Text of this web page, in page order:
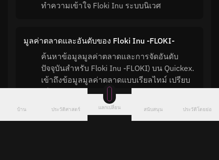
ทำความเข้าใจ Floki Inu ระบบนิเวศ
มูลค่าตลาดและอันดับของ Floki Inu -FLOKI-
ค้นหาข้อมูลมูลค่าตลาดและการจัดอันดับ
ปัจจุบันสำหรับ Floki Inu -FLOKI) บน Quickex.
เข้าถึงข้อมูลมูลค่าตลาดแบบเรียลไทม์ เปรียบ
เทียบ FLOKI อันดับของสกุลเงินดิจิทัลและ
ติดตาม Floki Inu ตำแหน่งทางการตลาด
บ้าน ประวัติศาสตร์ แลกเปลี่ยน สนับสนุน ประวัติโดยย่อ